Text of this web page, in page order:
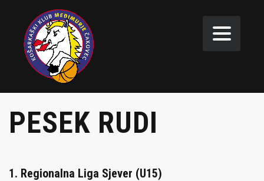
PESEK RUDI
1. Regionalna Liga Sjever (U15)